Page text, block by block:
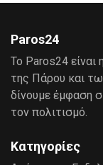
Paros24
Το Paros24 είναι
της Πάρου και
δίνουμε έμφαση
τον πολιτισμό.
Κατηγορίες